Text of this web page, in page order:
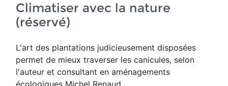
Climatiser avec la nature
(réservé)
L'art des plantations judicieusement disposées
permet de mieux traverser les canicules, selon
l'auteur et consultant en aménagements
écologiques Michel Renaud.